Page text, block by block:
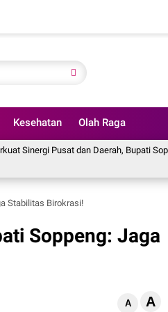
Kesehatan Olah Raga
Pusat dan Daerah, Bupati Soppeng
Stabilitas Birokrasi!
Soppeng: Jaga
A A